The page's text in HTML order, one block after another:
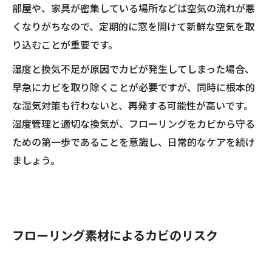
部屋や、家具が密集している場所などは空気の流れが悪
くなりがちなので、定期的に窓を開けて新鮮な空気を取
り込むことが重要です。
湿度と換気不足が原因でカビが発生してしまった場合、
早急にカビを取り除くことが必要ですが、同時に根本的
な湿気対策も行わないと、再発する可能性が高いです。
湿度管理と適切な換気が、フローリングをカビから守る
ための第一歩であることを意識し、日常的なケアを続け
ましょう。
フローリング素材によるカビのリスク